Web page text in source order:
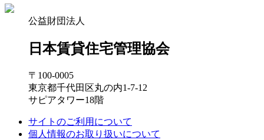
公益財団法人
日本賃貸住宅管理協会
〒100-0005
東京都千代田区丸の内1-7-12
サピアタワー18階
サイトのご利用について
個人情報のお取り扱いについて